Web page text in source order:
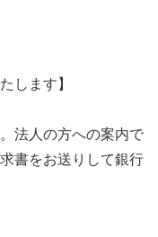
します】
法人の方への案内で
書をお送りして銀行